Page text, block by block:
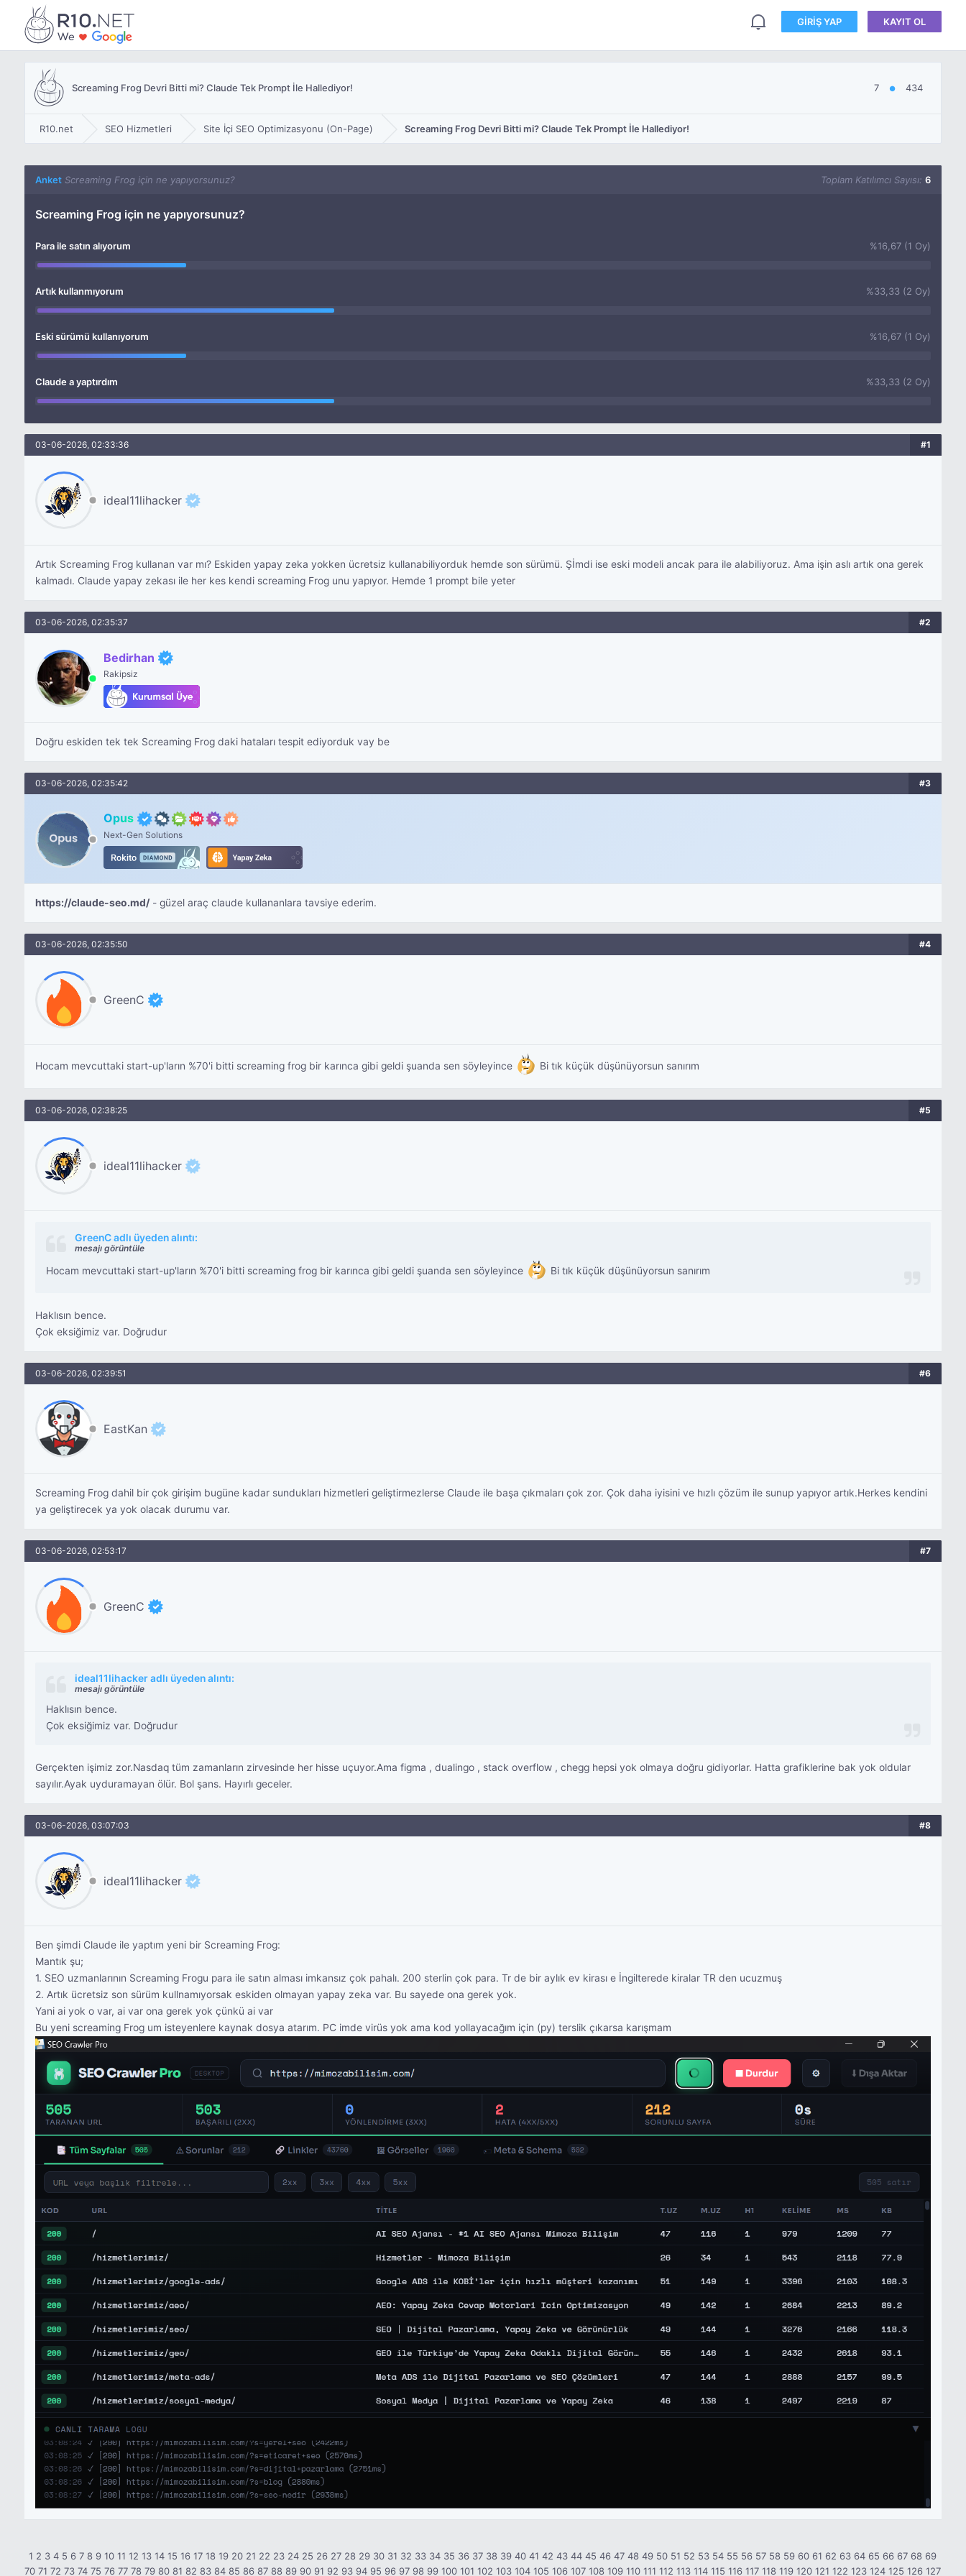
GIRIŞ YAP KAYIT OL
Screaming Frog Devri Bitti mi? Claude Tek Prompt İle Hallediyor! 7 ● 434
R10.net SEO Hizmetleri Site İçi SEO Optimizasyonu (On-Page) Screaming Frog Devri Bitti mi? Claude Tek Prompt İle Hallediyor!
AnketScreaming Frog için ne yapıyorsunuz? Toplam Katılımcı Sayısı:6
Screaming Frog için ne yapıyorsunuz?
Para ile satın alıyorum %16,67 (1 Oy)
Artık kullanmıyorum %33,33 (2 Oy)
Eski sürümü kullanıyorum %16,67 (1 Oy)
Claude a yaptırdım %33,33 (2 Oy)
03-06-2026, 02:33:36 #1
ideal11lihacker
Artık Screaming Frog kullanan var mı? Eskiden yapay zeka yokken ücretsiz kullanabiliyorduk hemde son sürümü. Şİmdi ise eski modeli ancak para ile alabiliyoruz. Ama işin aslı artık ona gerek
kalmadı. Claude yapay zekası ile her kes kendi screaming Frog unu yapıyor. Hemde 1 prompt bile yeter
03-06-2026, 02:35:37 #2
Bedirhan
Rakipsiz
Doğru eskiden tek tek Screaming Frog daki hataları tespit ediyorduk vay be
03-06-2026, 02:35:42 #3
Opus
Next-Gen Solutions
https://claude-seo.md/- güzel araç claude kullananlara tavsiye ederim.
03-06-2026, 02:35:50 #4
GreenC
Hocam mevcuttaki start-up'ların %70'i bitti screaming frog bir karınca gibi geldi şuanda sen söyleyince Bi tık küçük düşünüyorsun sanırım
03-06-2026, 02:38:25 #5
ideal11lihacker
GreenC adlı üyeden alıntı:
mesajı görüntüle
Hocam mevcuttaki start-up'ların %70'i bitti screaming frog bir karınca gibi geldi şuanda sen söyleyince Bi tık küçük düşünüyorsun sanırım
Haklısın bence.
Çok eksiğimiz var. Doğrudur
03-06-2026, 02:39:51 #6
EastKan
Screaming Frog dahil bir çok girişim bugüne kadar sundukları hizmetleri geliştirmezlerse Claude ile başa çıkmaları çok zor. Çok daha iyisini ve hızlı çözüm ile sunup yapıyor artık.Herkes kendini
ya geliştirecek ya yok olacak durumu var.
03-06-2026, 02:53:17 #7
GreenC
ideal11lihacker adlı üyeden alıntı:
mesajı görüntüle
Haklısın bence.
Çok eksiğimiz var. Doğrudur
Gerçekten işimiz zor.Nasdaq tüm zamanların zirvesinde her hisse uçuyor.Ama figma , dualingo , stack overflow , chegg hepsi yok olmaya doğru gidiyorlar. Hatta grafiklerine bak yok oldular
sayılır.Ayak uyduramayan ölür. Bol şans. Hayırlı geceler.
03-06-2026, 03:07:03 #8
ideal11lihacker
Ben şimdi Claude ile yaptım yeni bir Screaming Frog:
Mantık şu;
1. SEO uzmanlarının Screaming Frogu para ile satın alması imkansız çok pahalı. 200 sterlin çok para. Tr de bir aylık ev kirası e İngilterede kiralar TR den ucuzmuş
2. Artık ücretsiz son sürüm kullnamıyorsak eskiden olmayan yapay zeka var. Bu sayede ona gerek yok.
Yani ai yok o var, ai var ona gerek yok çünkü ai var
Bu yeni screaming Frog um isteyenlere kaynak dosya atarım. PC imde virüs yok ama kod yollayacağım için (py) terslik çıkarsa karışmam
1 2 3 4 5 6 7 8 9 10 11 12 13 14 15 16 17 18 19 20 21 22 23 24 25 26 27 28 29 30 31 32 33 34 35 36 37 38 39 40 41 42 43 44 45 46 47 48 49 50 51 52 53 54 55 56 57 58 59 60 61 62 63 64 65 66 67 68 69
70 71 72 73 74 75 76 77 78 79 80 81 82 83 84 85 86 87 88 89 90 91 92 93 94 95 96 97 98 99 100 101 102 103 104 105 106 107 108 109 110 111 112 113 114 115 116 117 118 119 120 121 122 123 124 125 126 127